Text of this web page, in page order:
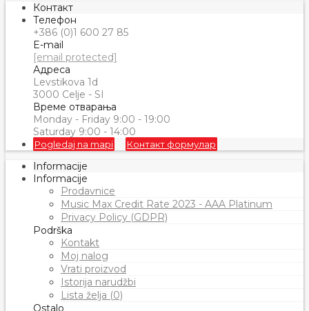
Контакт
Телефон
+386 (0)1 600 27 85
E-mail
[email protected]
Адреса
Levstikova 1d
3000 Celje - SI
Време отварања
Monday - Friday 9:00 - 19:00
Saturday 9:00 - 14:00
Pogledaj na mapi Контакт формулар
Informacije
Informacije
Prodavnice
Music Max Credit Rate 2023 - AAA Platinum
Privacy Policy (GDPR)
Podrška
Kontakt
Moj nalog
Vrati proizvod
Istorija narudžbi
Lista želja (0)
Ostalo